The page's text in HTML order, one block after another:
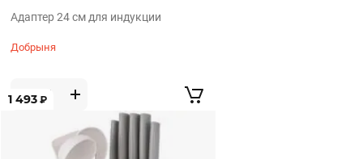
Адаптер 24 см для индукции
Добрыня
1 493 ₽